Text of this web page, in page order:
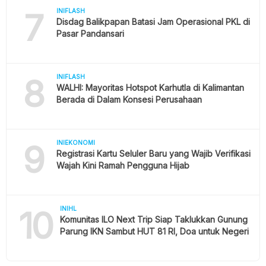
7 INIFLASH
Disdag Balikpapan Batasi Jam Operasional PKL di
Pasar Pandansari
8 INIFLASH
WALHI: Mayoritas Hotspot Karhutla di Kalimantan
Berada di Dalam Konsesi Perusahaan
9 INIEKONOMI
Registrasi Kartu Seluler Baru yang Wajib Verifikasi
Wajah Kini Ramah Pengguna Hijab
10 INIHL
Komunitas ILO Next Trip Siap Taklukkan Gunung
Parung IKN Sambut HUT 81 RI, Doa untuk Negeri